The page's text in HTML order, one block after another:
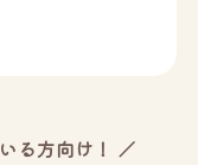
る方向け！ ／